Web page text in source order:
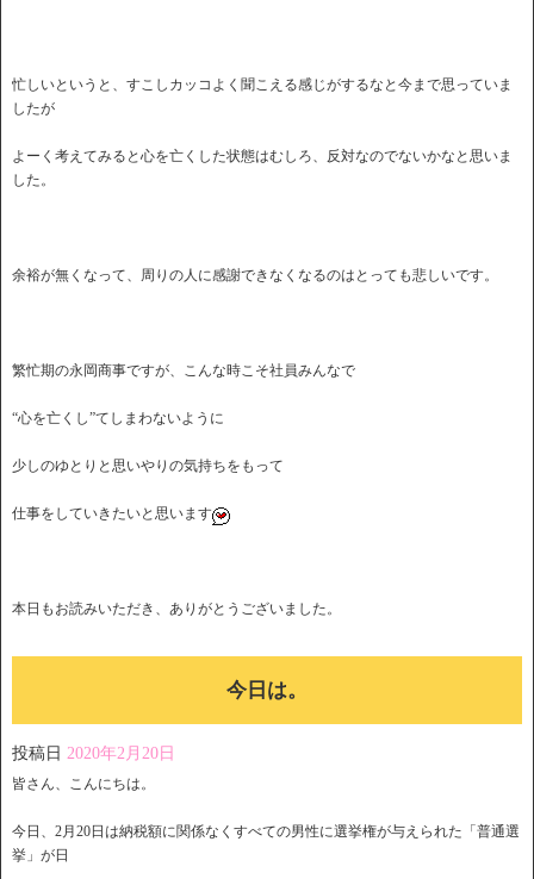
忙しいというと、すこしカッコよく聞こえる感じがするなと今まで思っていま
したが
よーく考えてみると心を亡くした状態はむしろ、反対なのでないかなと思いま
した。
余裕が無くなって、周りの人に感謝できなくなるのはとっても悲しいです。
繁忙期の永岡商事ですが、こんな時こそ社員みんなで
“心を亡くし”てしまわないように
少しのゆとりと思いやりの気持ちをもって
仕事をしていきたいと思います
本日もお読みいただき、ありがとうございました。
今日は。
投稿日 2020年2月20日
皆さん、こんにちは。
今日、2月20日は納税額に関係なくすべての男性に選挙権が与えられた「普通選
挙」が日